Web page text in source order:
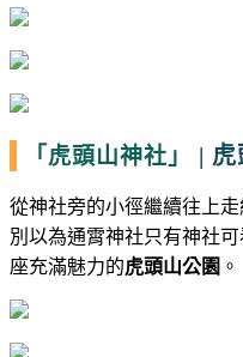
「虎頭山神社」 | 虎
從神社旁的小徑繼續往上走
別以為通霄神社只有神社
座充滿魅力的虎頭山公園 。